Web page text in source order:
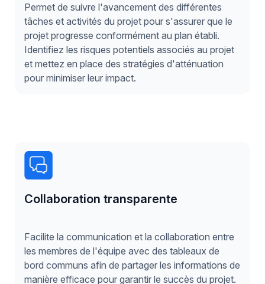
Permet de suivre l'avancement des différentes
tâches et activités du projet pour s'assurer que le
projet progresse conformément au plan établi.
Identifiez les risques potentiels associés au projet
et mettez en place des stratégies d'atténuation
pour minimiser leur impact.
Collaboration transparente
Facilite la communication et la collaboration entre
les membres de l'équipe avec des tableaux de
bord communs afin de partager les informations de
manière efficace pour garantir le succès du projet.